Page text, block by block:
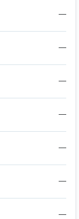
—
—
—
—
—
—
—